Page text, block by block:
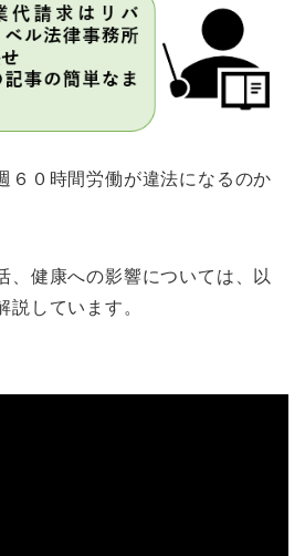
６０時間労働が違法になるのか
、健康への影響については、以
説しています。